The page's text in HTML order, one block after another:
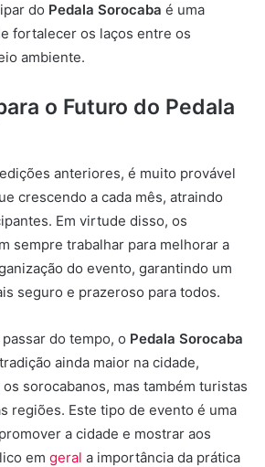
do Pedala Sorocaba é uma
fortalecer os laços entre os
ambiente.
o Futuro do Pedala
anteriores, é muito provável
crescendo a cada mês, atraindo
Em virtude disso, os
sempre trabalhar para melhorar a
do evento, garantindo um
seguro e prazeroso para todos.
do tempo, o Pedala Sorocaba
ainda maior na cidade,
sorocabanos, mas também turistas
regiões. Este tipo de evento é uma
a cidade e mostrar aos
em geral a importância da prática